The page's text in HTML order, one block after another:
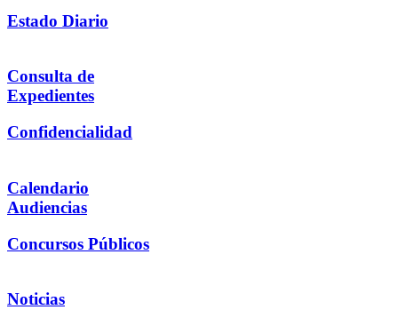
Estado Diario
Consulta de
Expedientes
Confidencialidad
Calendario
Audiencias
Concursos Públicos
Noticias